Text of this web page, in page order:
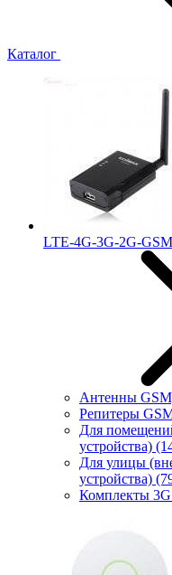
Каталог
LTE-4G-3G-2G-GSM
Антенны
Репитеры
Для
устройства)
Для улицы
устройства)
Комплекты